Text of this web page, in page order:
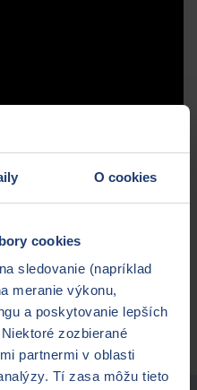
O cookies
cookies
sledovanie (napríklad
meranie výkonu,
a poskytovanie lepších
zozbierané
partnermi v oblasti
Tí zasa môžu tieto